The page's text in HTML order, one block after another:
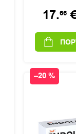
17.66
–20 %